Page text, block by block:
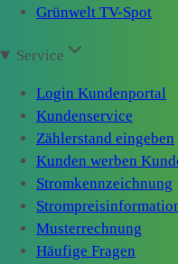
Grünwelt TV-Spot
Service
Login Kundenportal
Kundenservice
Zählerstand eingeben
Kunden werben
Stromkennzeichnung
Musterrechnung
Häufige Fragen